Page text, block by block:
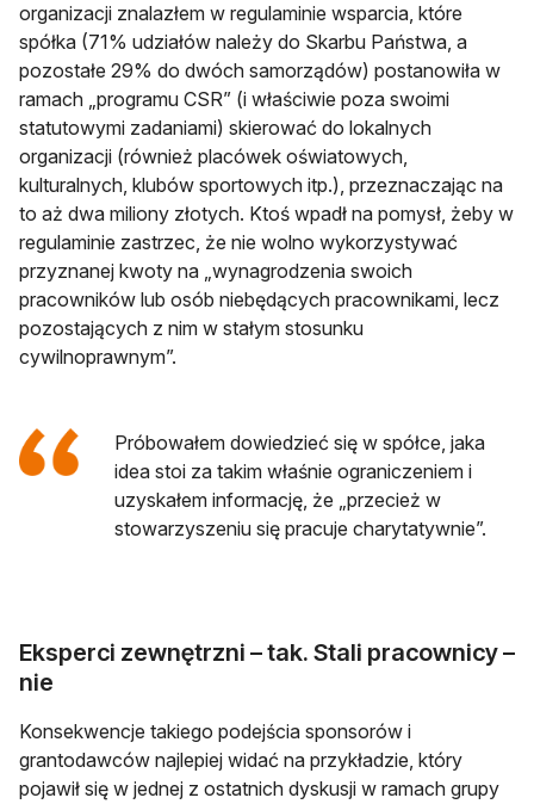
organizacji znalazłem w regulaminie wsparcia, które
spółka (71% udziałów należy do Skarbu Państwa, a
pozostałe 29% do dwóch samorządów) postanowiła w
ramach „programu CSR” (i właściwie poza swoimi
statutowymi zadaniami) skierować do lokalnych
organizacji (również placówek oświatowych,
kulturalnych, klubów sportowych itp.), przeznaczając na
to aż dwa miliony złotych. Ktoś wpadł na pomysł, żeby w
regulaminie zastrzec, że nie wolno wykorzystywać
przyznanej kwoty na „wynagrodzenia swoich
pracowników lub osób niebędących pracownikami, lecz
pozostających z nim w stałym stosunku
cywilnoprawnym”.
Próbowałem dowiedzieć się w spółce, jaka
idea stoi za takim właśnie ograniczeniem i
uzyskałem informację, że „przecież w
stowarzyszeniu się pracuje charytatywnie”.
Eksperci zewnętrzni – tak. Stali pracownicy –
nie
Konsekwencje takiego podejścia sponsorów i
grantodawców najlepiej widać na przykładzie, który
pojawił się w jednej z ostatnich dyskusji w ramach grupy